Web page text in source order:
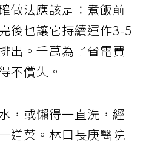
做法應該是：煮飯前
後也讓它持續運作3-5
出。千萬為了省電費
不償失。
，或懶得一直洗，經
道菜。林口長庚醫院